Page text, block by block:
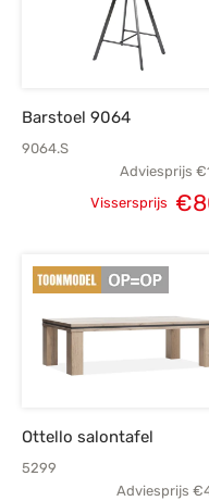
Barstoel 9064
9064.S
Adviesprijs €
prijs
Vissersprijs €
Ottello salontafel
5299
Adviesprijs €